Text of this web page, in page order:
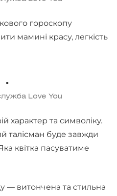
гороскопу
мамині красу, легкість
Love You
характер та символіку.
талісман буде завжди
квітка пасуватиме
— витончена та стильна